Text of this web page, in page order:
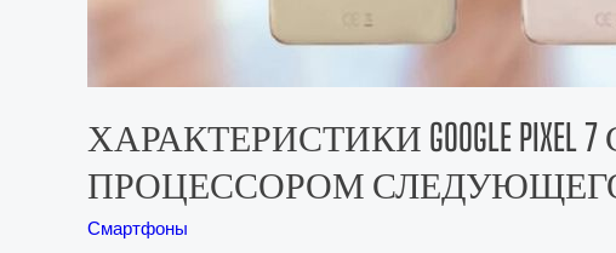
ХАРАКТЕРИСТИКИ GOOGLE PIXEL 7
ПРОЦЕССОРОМ
Смартфоны